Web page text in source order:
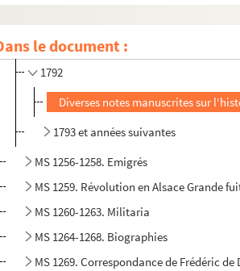
le document :
1790
1791
1792
Diverses notes manuscrites sur
1793 et années suivantes
MS 1256-1258. Emigrés
MS 1259. Révolution en Alsace Grande
MS 1260-1263. Militaria
MS 1264-1268. Biographies
MS 1269. Correspondance de Frédéric de